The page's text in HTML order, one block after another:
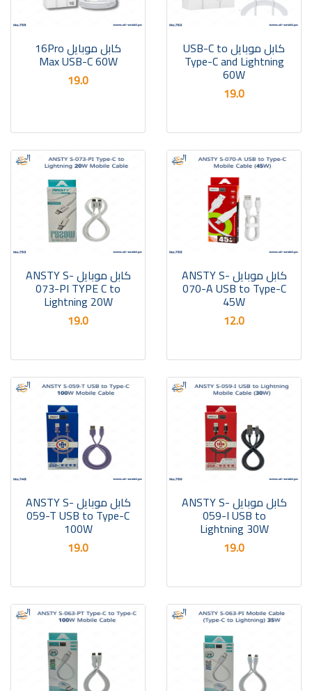
كابل موبايل USB-C to
Type-C and Lightning
60W
19.0
كابل موبايل 16Pro
Max USB-C 60W
19.0
كابل موبايل ANSTY S-
070-A USB to Type-C
45W
12.0
كابل موبايل ANSTY S-
073-PI TYPE C to
Lightning 20W
19.0
كابل موبايل ANSTY S-
059-I USB to
Lightning 30W
19.0
كابل موبايل ANSTY S-
059-T USB to Type-C
100W
19.0